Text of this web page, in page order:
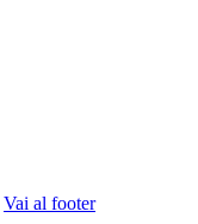
Vai al footer